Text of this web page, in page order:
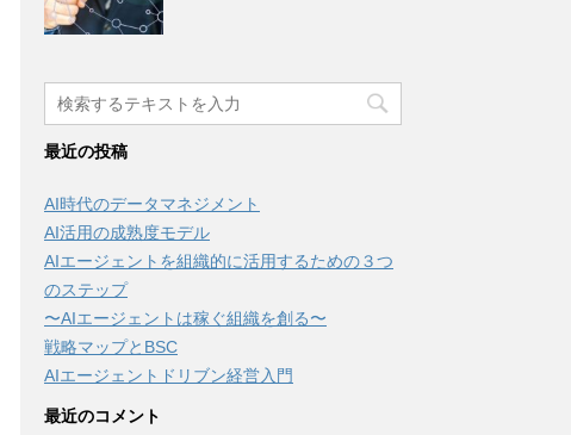
最近の投稿
AI時代のデータマネジメント
AI活用の成熟度モデル
AIエージェントを組織的に活用するための３つ
のステップ
〜AIエージェントは稼ぐ組織を創る〜
戦略マップとBSC
AIエージェントドリブン経営入門
最近のコメント